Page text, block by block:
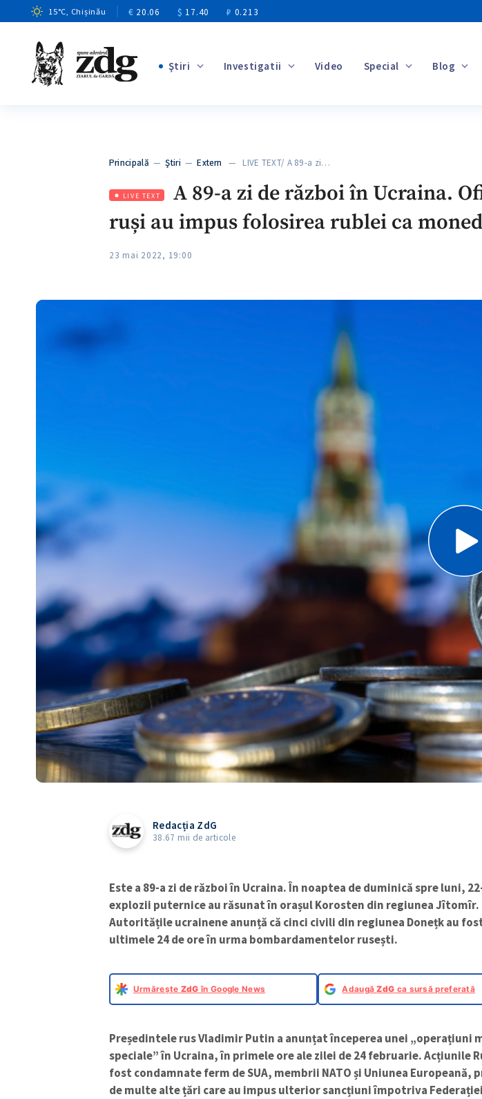
15°C, Chișinău € 20.06 $ 17.40 ₽ 0.213
Ştiri Investigatii Video Special Blog
Principală —Ştiri —Extern — LIVE TEXT/ A 89-a zi…
LIVE TEXT
A 89-a zi de război în Ucraina.
ruși au impus folosirea rublei ca
23 mai 2022, 19:00
Redacția ZdG
38.67 mii de articole
Este a 89-a zi de război în Ucraina. În noaptea de duminică spre luni,
explozii puternice au răsunat în orașul Korosten din regiunea Jîtomîr.
Autoritățile ucrainene anunță că cinci civili din regiunea Donețk au
ultimele 24 de ore în urma bombardamentelor rusești.
Urmărește ZdG în Google News AdaugăZdG ca sursă preferată
Președintele rus Vladimir Putin a anunțat începerea unei „operațiuni
speciale” în Ucraina, în primele ore ale zilei de 24 februarie. Acțiunile
fost condamnate ferm de SUA, membrii NATO și Uniunea Europeană,
de multe alte țări care au impus ulterior sancțiuni împotriva